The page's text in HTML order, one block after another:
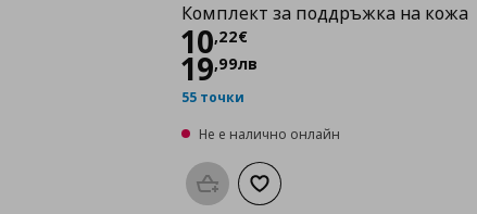
Комплект за поддръжка на кожа
10,22€
Цена
19,99лв
55 точки
Не е налично онлайн
Προσθήκη στο καλάθι
Добави към списъка с любими